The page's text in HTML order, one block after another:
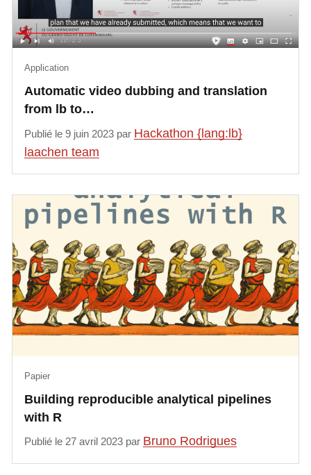
Automatic video dubbing and translation
from lb to…
Application
Publié le 9 juin 2023 par Hackathon {lang:lb}
laachen team
Building reproducible analytical pipelines
with R
Papier
Publié le 27 avril 2023 par Bruno Rodrigues